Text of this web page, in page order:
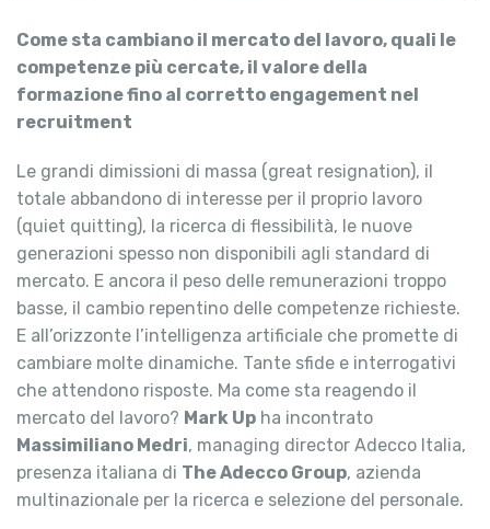
Come sta cambiano il mercato del lavoro, quali le
competenze più cercate, il valore della
formazione fino al corretto engagement nel
recruitment
Le grandi dimissioni di massa (great resignation), il
totale abbandono di interesse per il proprio lavoro
(quiet quitting), la ricerca di flessibilità, le nuove
generazioni spesso non disponibili agli standard di
mercato. E ancora il peso delle remunerazioni troppo
basse, il cambio repentino delle competenze richieste.
E all’orizzonte l’intelligenza artificiale che promette di
cambiare molte dinamiche. Tante sfide e interrogativi
che attendono risposte. Ma come sta reagendo il
mercato del lavoro? Mark Up ha incontrato
Massimiliano Medri, managing director Adecco Italia,
presenza italiana di The Adecco Group, azienda
multinazionale per la ricerca e selezione del personale.